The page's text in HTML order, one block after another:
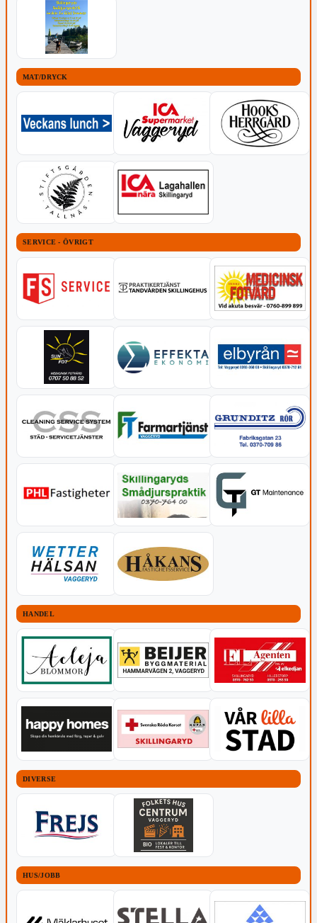
MAT/DRYCK
SERVICE - ÖVRIGT
HANDEL
DIVERSE
HUS/JOBB